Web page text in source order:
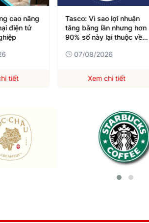
cao năng
điện tử
tiết
Tasco: Vì sao lợi nhuận
tăng bằng lần nhưng hơn
90% số này lại thuộc về
soát?07/08/2026
Xem chi tiết